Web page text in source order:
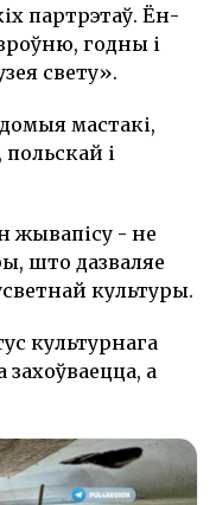
партрэтаў. Ён-
годны і
свету».
мастакі,
польскай і
жывапісу - не
што дазваляе
культуры.
культурнага
захоўваецца, а